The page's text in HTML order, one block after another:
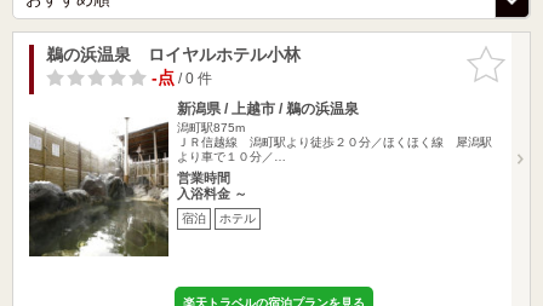
お気に入
りに追加
鵜の浜温泉 ロイヤルホテル小林
-点/ 0 件
新潟県 / 上越市 / 鵜の浜温泉
潟町駅875m
ＪＲ信越線 潟町駅より徒歩２０分／ほくほく線 犀潟駅
より車で１０分／…
営業時間
入浴料金 ～
宿泊 ホテル
楽天トラベルの宿泊プランを見る